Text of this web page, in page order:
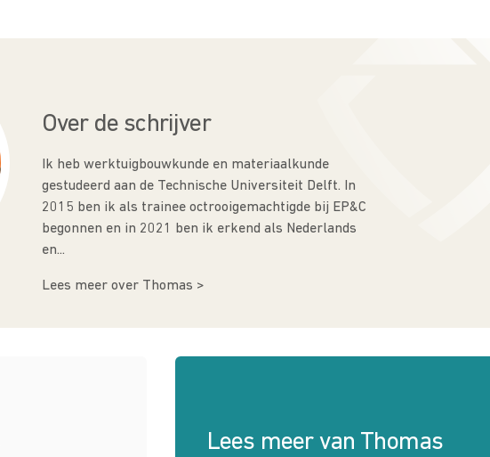
Over de schrijver
Ik heb werktuigbouwkunde en materiaalkunde
gestudeerd aan de Technische Universiteit Delft. In
2015 ben ik als trainee octrooigemachtigde bij EP&C
begonnen en in 2021 ben ik erkend als Nederlands
en...
Lees meer over Thomas >
Lees meer van Thomas